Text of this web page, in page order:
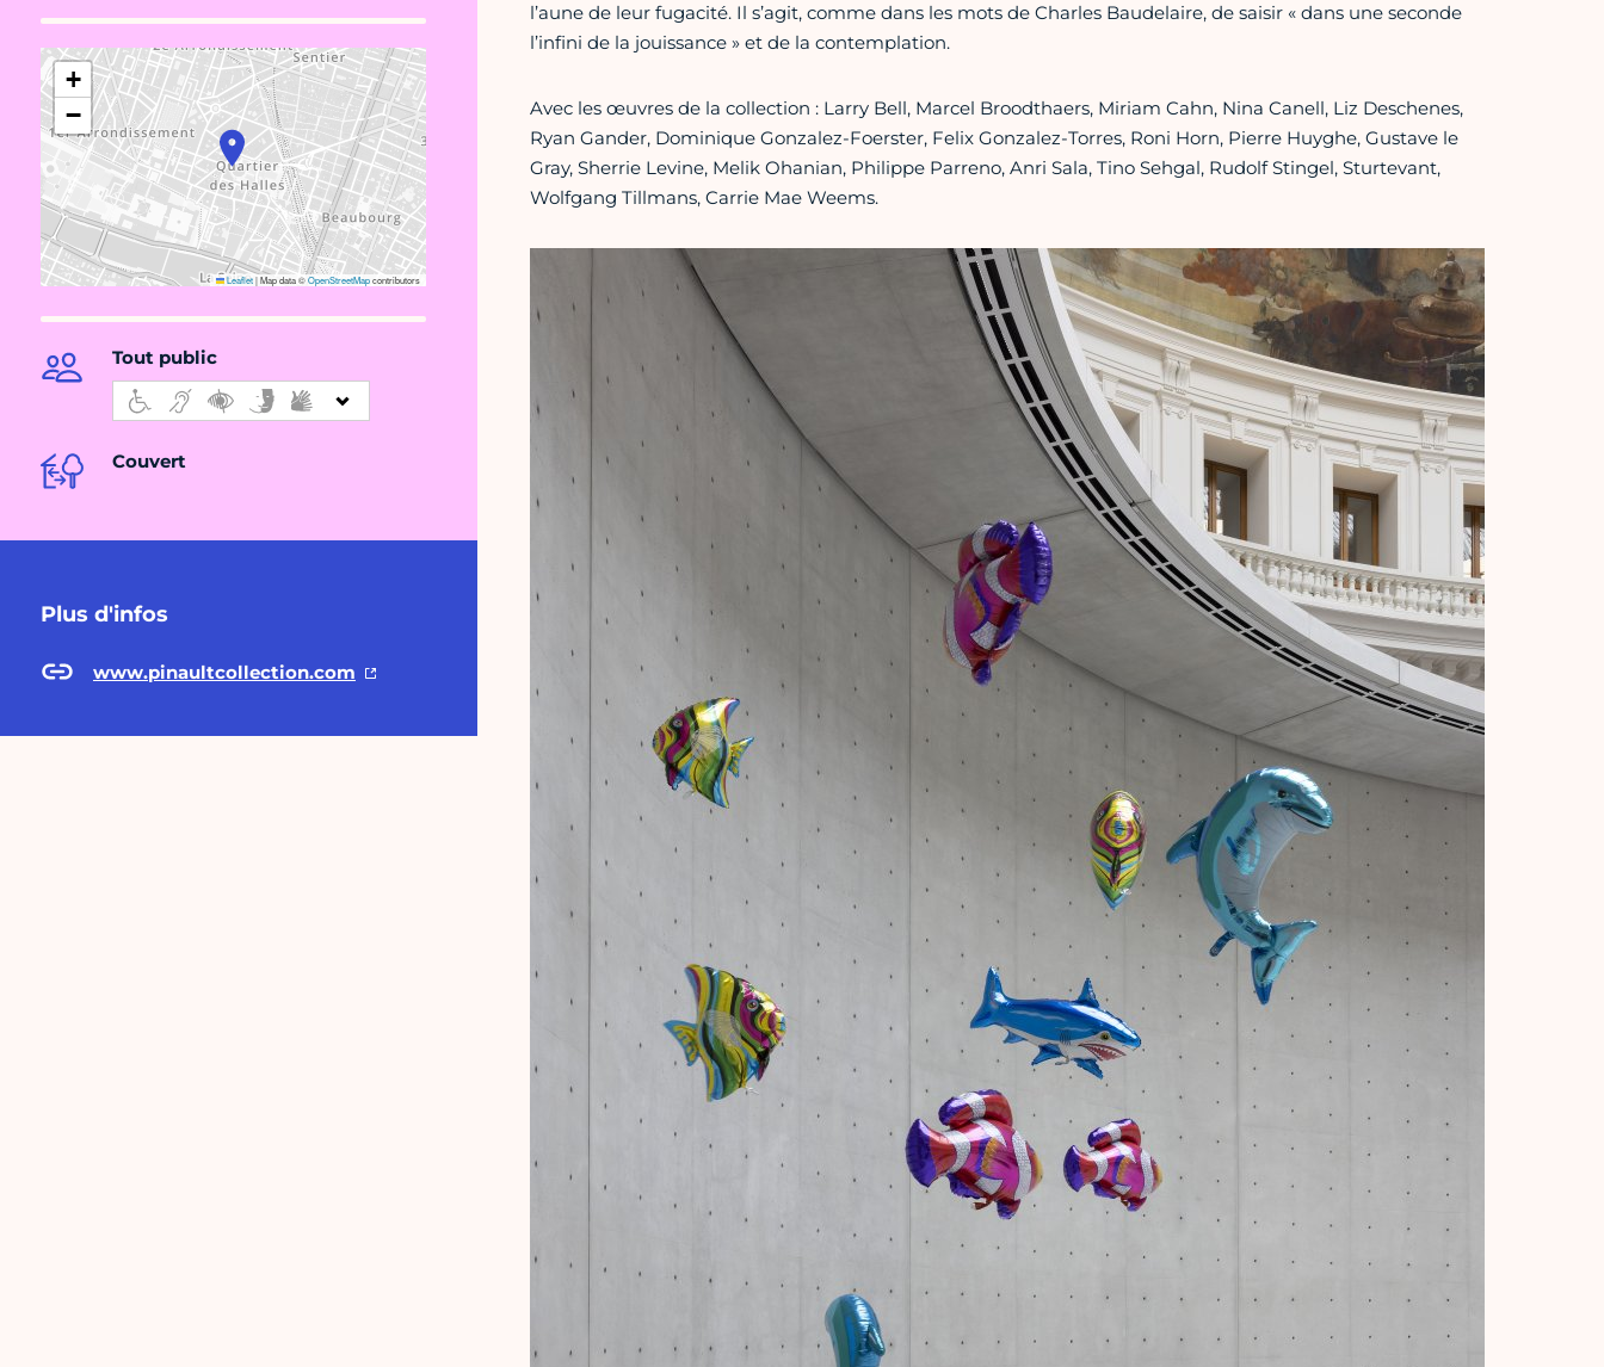
+
−
Leaflet|Map data ©OpenStreetMapcontributors
Tout public
Couvert
Plus d'infos
www.pinaultcollection.com
l’aune de leur fugacité. Il s’agit, comme dans les mots de Charles Baudelaire, de saisir « dans une seconde
l’infini de la jouissance » et de la contemplation.
Avec les œuvres de la collection : Larry Bell, Marcel Broodthaers, Miriam Cahn, Nina Canell, Liz Deschenes,
Ryan Gander, Dominique Gonzalez-Foerster, Felix Gonzalez-Torres, Roni Horn, Pierre Huyghe, Gustave le
Gray, Sherrie Levine, Melik Ohanian, Philippe Parreno, Anri Sala, Tino Sehgal, Rudolf Stingel, Sturtevant,
Wolfgang Tillmans, Carrie Mae Weems.